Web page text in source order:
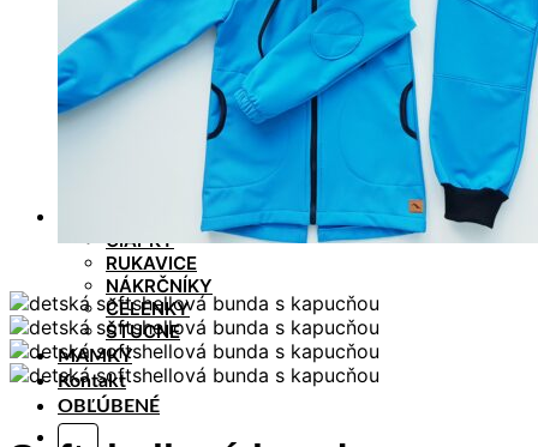
SOFTSHELLOVÉ BUNDY – ZIMNÉ
SOFTSHELLOVÉ NOHAVICE – PRECHODNÉ /
ZIMNÉ
VESTY – SOFTSHELLOVÉ , BAVLNENÉ
MIKINY / MIKINOKABÁTIKY / SVETRE
SÚPRAVY / SETY
LEGÍNY / TEPLÁKY / NOHAVICE
NÁTELNÍKY / TRIČKÁ
ŠATY / SUKNE / KRAŤASY
ČIAPKY
RUKAVICE
NÁKRČNÍKY
ČELENKY
ŠTUCNE
MAMKY
Kontakt
OBĽÚBENÉ